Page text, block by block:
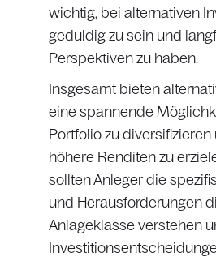
wichtig, bei alternativen
geduldig zu sein und
Perspektiven zu haben.
Insgesamt bieten
eine spannende
Portfolio zu diversifizieren
höhere Renditen zu
sollten Anleger die
und Herausforderungen
Anlageklasse verstehen